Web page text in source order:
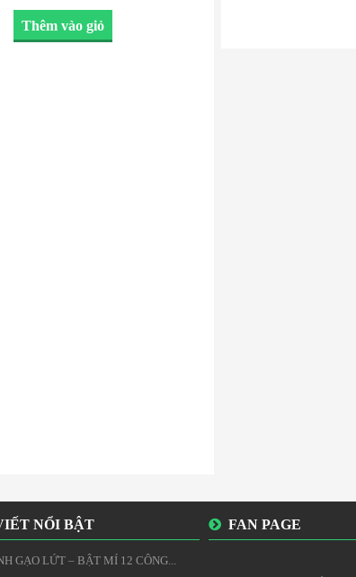
Thêm vào giỏ
NỔI BẬT
GẠO LỨT – BẬT MÍ 12 CÔNG...
FAN PAGE